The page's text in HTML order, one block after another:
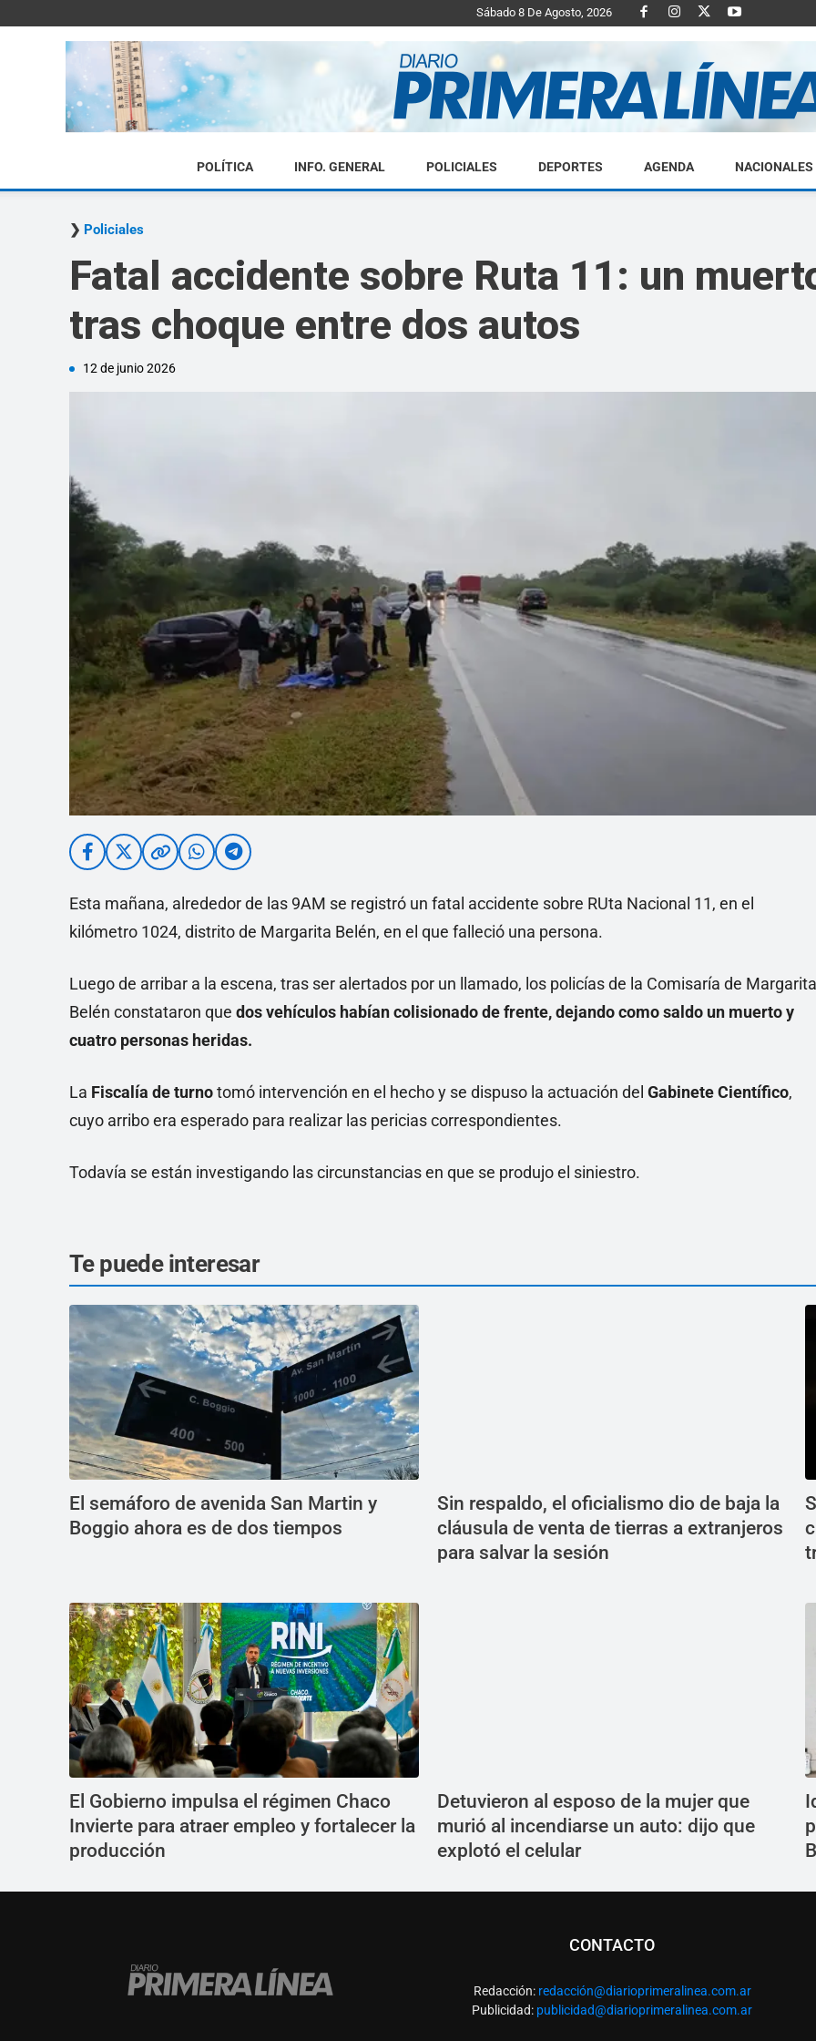
Sábado 8 De Agosto, 2026
Diario
POLÍTICA INFO. GENERAL POLICIALES DEPORTES AGENDA NACIONALES
Policiales
Fatal accidente sobre Ruta 11: un
tras choque entre dos autos
12 de junio 2026
Esta mañana, alrededor de las 9AM se registró un fatal accidente sobre RUta Nacional 11, en el
kilómetro 1024, distrito de Margarita Belén, en el que falleció una persona.
Luego de arribar a la escena, tras ser alertados por un llamado, los policías de la Comisaría de Margarita
Belén constataron que dos vehículos habían colisionado de frente, dejando como saldo un muerto y
cuatro personas heridas.
La Fiscalía de turnotomó intervención en el hecho y se dispuso la actuación del Gabinete Científico,
cuyo arribo era esperado para realizar las pericias correspondientes.
Todavía se están investigando las circunstancias en que se produjo el siniestro.
Te puede interesar
El semáforo de avenida San Martin y
Boggio ahora es de dos tiempos
Sin respaldo, el oficialismo dio de baja la
cláusula de venta de tierras a extranjeros
para salvar la sesión
El Gobierno impulsa el régimen Chaco
Invierte para atraer empleo y fortalecer la
producción
Detuvieron al esposo de la mujer que
murió al incendiarse un auto: dijo que
explotó el celular
CONTACTO
Redacción: redacción@diarioprimeralinea.com.ar
Publicidad: publicidad@diarioprimeralinea.com.ar